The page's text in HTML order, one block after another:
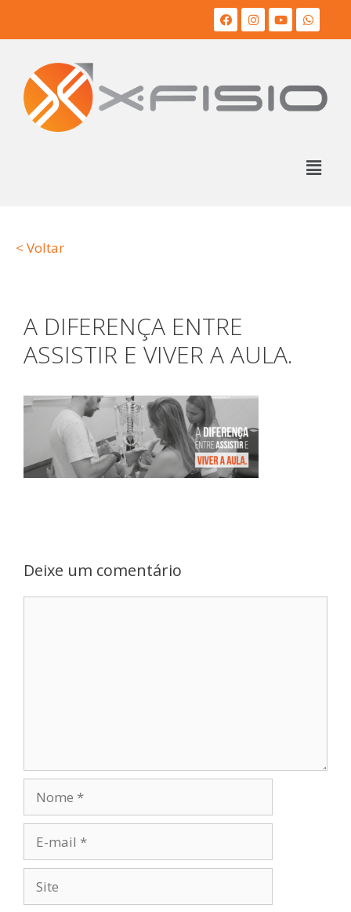
< Voltar
A DIFERENÇA ENTRE
ASSISTIR E VIVER A AULA.
Deixe um comentário